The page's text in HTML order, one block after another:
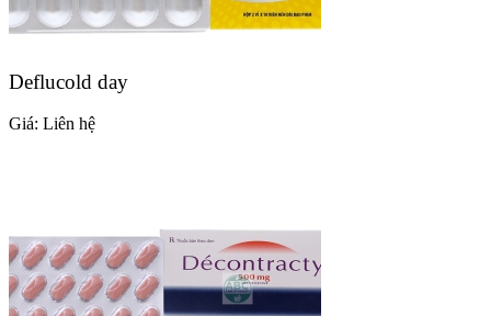
Deflucold day
Giá: Liên hệ